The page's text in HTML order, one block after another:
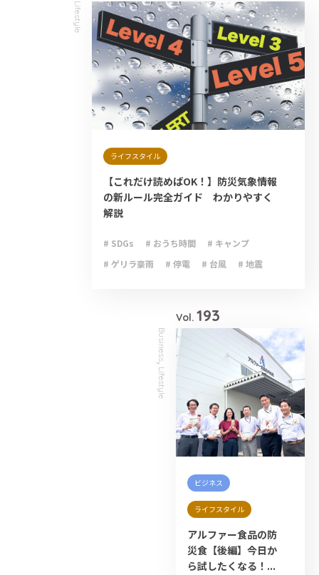
Lifestyle
ライフスタイル
【これだけ読めばOK！】防災気象情報
の新ルール完全ガイド わかりやすく
解説
# SDGs # おうち時間
# キャンプ
# ゲリラ豪雨
# 停電 # 台風
# 地震
Business
,
Lifestyle
Vol. 193
ビジネス
ライフスタイル
アルファー食品の防
災食【後編】今日か
ら試したくなる！...